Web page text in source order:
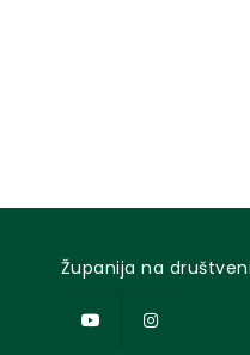
Županija na